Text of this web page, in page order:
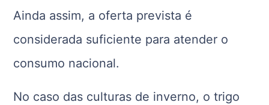
Ainda assim, a oferta prevista é
considerada suficiente para atender o
consumo nacional.
No caso das culturas de inverno, o trigo